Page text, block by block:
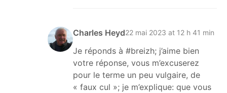
Charles Heyd22 mai 2023 at 12 h 41 min
Je réponds à #breizh; j’aime bien
votre réponse, vous m’excuserez
pour le terme un peu vulgaire, de
« faux cul »; je m’explique: que vous